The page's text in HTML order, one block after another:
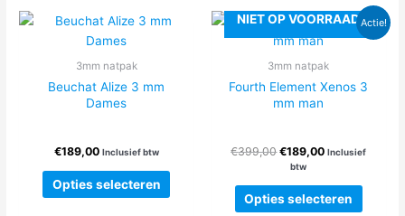
3mm natpak
Beuchat Alize 3 mm
Dames
€189,00 Inclusief btw
Opties selecteren
Dit
product
Actie!
NIET OP VOORRAAD
3mm natpak
Fourth Element Xenos 3
mm man
€399,00Oorspronkelijke
prijs
€399,00.
€189,00Huidige
€189,00.
Inclusief
btw
Opties selecteren
Dit